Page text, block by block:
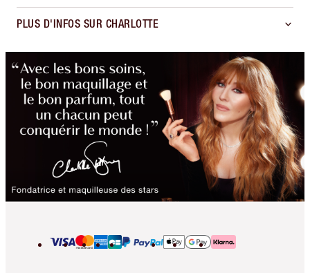
PLUS D'INFOS SUR CHARLOTTE